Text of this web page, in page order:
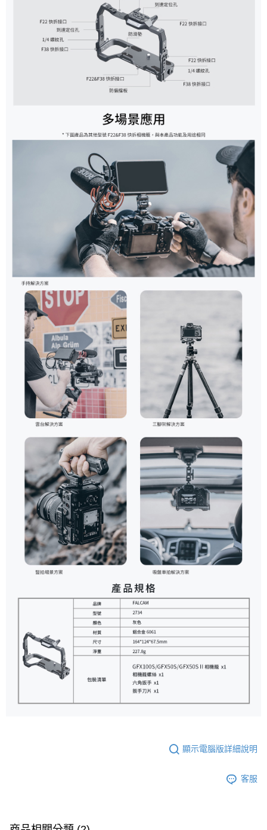
顯示電腦版詳細說明
客服